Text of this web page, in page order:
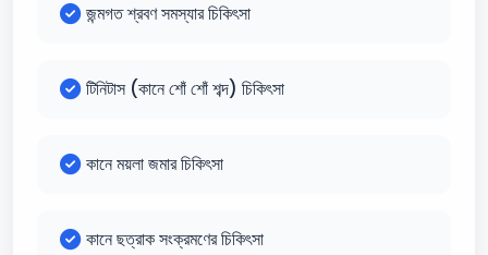
জন্মগত শ্রবণ সমস্যার চিকিৎসা
টিনিটাস (কানে শোঁ শোঁ শব্দ) চিকিৎসা
কানে ময়লা জমার চিকিৎসা
কানে ছত্রাক সংক্রমণের চিকিৎসা